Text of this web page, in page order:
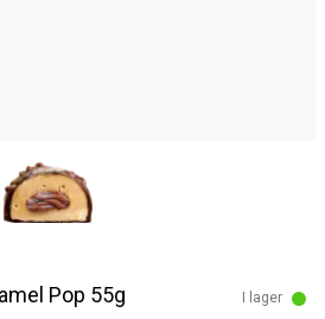
Pop 55g I lager